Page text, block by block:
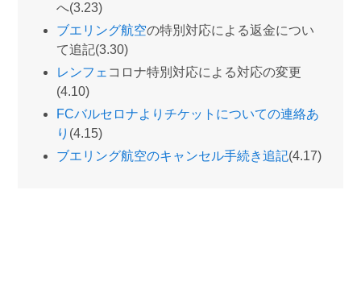
へ(3.23)
ブエリング航空の特別対応による返金につい
て追記(3.30)
レンフェ コロナ特別対応による対応の変更
(4.10)
FCバルセロナよりチケットについての連絡あ
り (4.15)
ブエリング航空のキャンセル手続き追記(4.17)